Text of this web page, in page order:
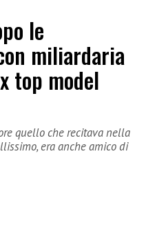
le
miliardaria
top model
quello che recitava nella
era anche amico di